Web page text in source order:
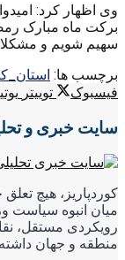
وی اظهار کرد:
برکت ماه مبارک
سهیم شویم و
برچسب ها:
فیسبوک
توییتر
سایت خبری و
کوردپاریز، هیچ
میان انبوه سیاست
رویکردی مستقل،
منطقه و جهان